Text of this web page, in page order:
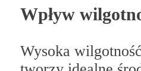
Wpływ
Wysoka